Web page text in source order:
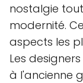
nostalgie
modernité.
aspects les
Les
à l'ancienne